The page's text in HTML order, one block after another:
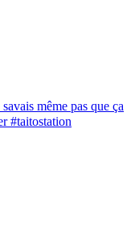
même pas que ça
#taitostation